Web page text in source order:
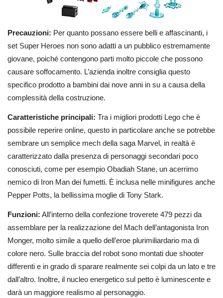
Precauzioni: Per quanto possano essere belli e affascinanti, i
set Super Heroes non sono adatti a un pubblico estremamente
giovane, poiché contengono parti molto piccole che possono
causare soffocamento. L’azienda inoltre consiglia questo
specifico prodotto a bambini dai nove anni in su a causa della
complessità della costruzione.
Caratteristiche principali: Tra i migliori prodotti Lego che è
possibile reperire online, questo in particolare anche se potrebbe
sembrare un semplice mech della saga Marvel, in realtà è
caratterizzato dalla presenza di personaggi secondari poco
conosciuti, come per esempio Obadiah Stane, un acerrimo
nemico di Iron Man dei fumetti. È inclusa nelle minifigures anche
Pepper Potts, la bellissima moglie di Tony Stark.
Funzioni: All’interno della confezione troverete 479 pezzi da
assemblare per la realizzazione del Mach dell’antagonista Iron
Monger, molto simile a quello dell’eroe plurimiliardario ma di
colore nero. Sulle braccia del robot sono montati due shooter
differenti e in grado di sparare realmente sei colpi da un lato e tre
dall’altro. Inoltre, il nucleo energetico sul petto è luminescente e
darà un maggiore realismo al personaggio.